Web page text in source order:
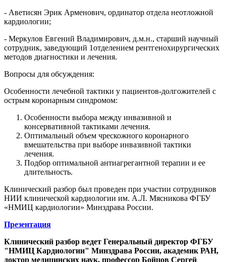
- Аветисян Эрик Арменович, ординатор отдела неотложной
кардиологии;
- Меркулов Евгений Владимирович, д.м.н., старший научный
сотрудник, заведующий 1отделением рентгенохирургических
методов диагностики и лечения.
Вопросы для обсуждения:
Особенности лечебной тактики у пациентов-долгожителей с
острым коронарным синдромом:
Особенности выбора между инвазивной и
консервативной тактиками лечения.
Оптимальный объем чрескожного коронарного
вмешательства при выборе инвазивной тактики
лечения.
Подбор оптимальной антиагрегантной терапии и ее
длительность.
Клинический разбор был проведен при участии сотрудников
НИИ клинической кардиологии им. А.Л. Мясникова ФГБУ
«НМИЦ кардиологии» Минздрава России.
Презентация
Клинический разбор ведет Генеральный директор ФГБУ
"НМИЦ Кардиологии" Минздрава России, академик РАН,
доктор медицинских наук, профессор Бойцов Сергей